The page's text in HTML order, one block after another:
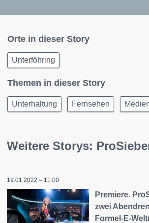
Orte in dieser Story
Unterföhring
Themen in dieser Story
Unterhaltung Fernsehen
Weitere Storys:
19.01.2022 – 11:00
Premiere.
zwei
Formel-E-